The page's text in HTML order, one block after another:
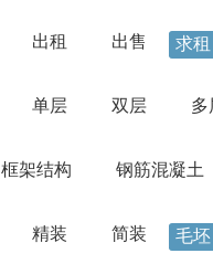
出租 出售 求租
单层 双层 多
框架结构 钢筋混凝土
精装 简装 毛坯